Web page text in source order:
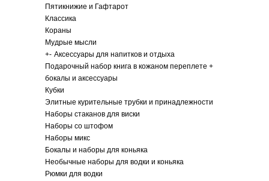
Пятикнижие и Гафтарот
Классика
Кораны
Мудрые мысли
+- Аксессуары для напитков и отдыха
Подарочный набор книга в кожаном переплете +
бокалы и аксессуары
Кубки
Элитные курительные трубки и принадлежности
Наборы стаканов для виски
Наборы со штофом
Наборы микс
Бокалы и наборы для коньяка
Необычные наборы для водки и коньяка
Рюмки для водки